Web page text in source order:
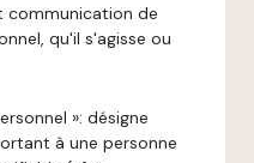
communication de
qu'il s'agisse ou
»: désigne
à une personne